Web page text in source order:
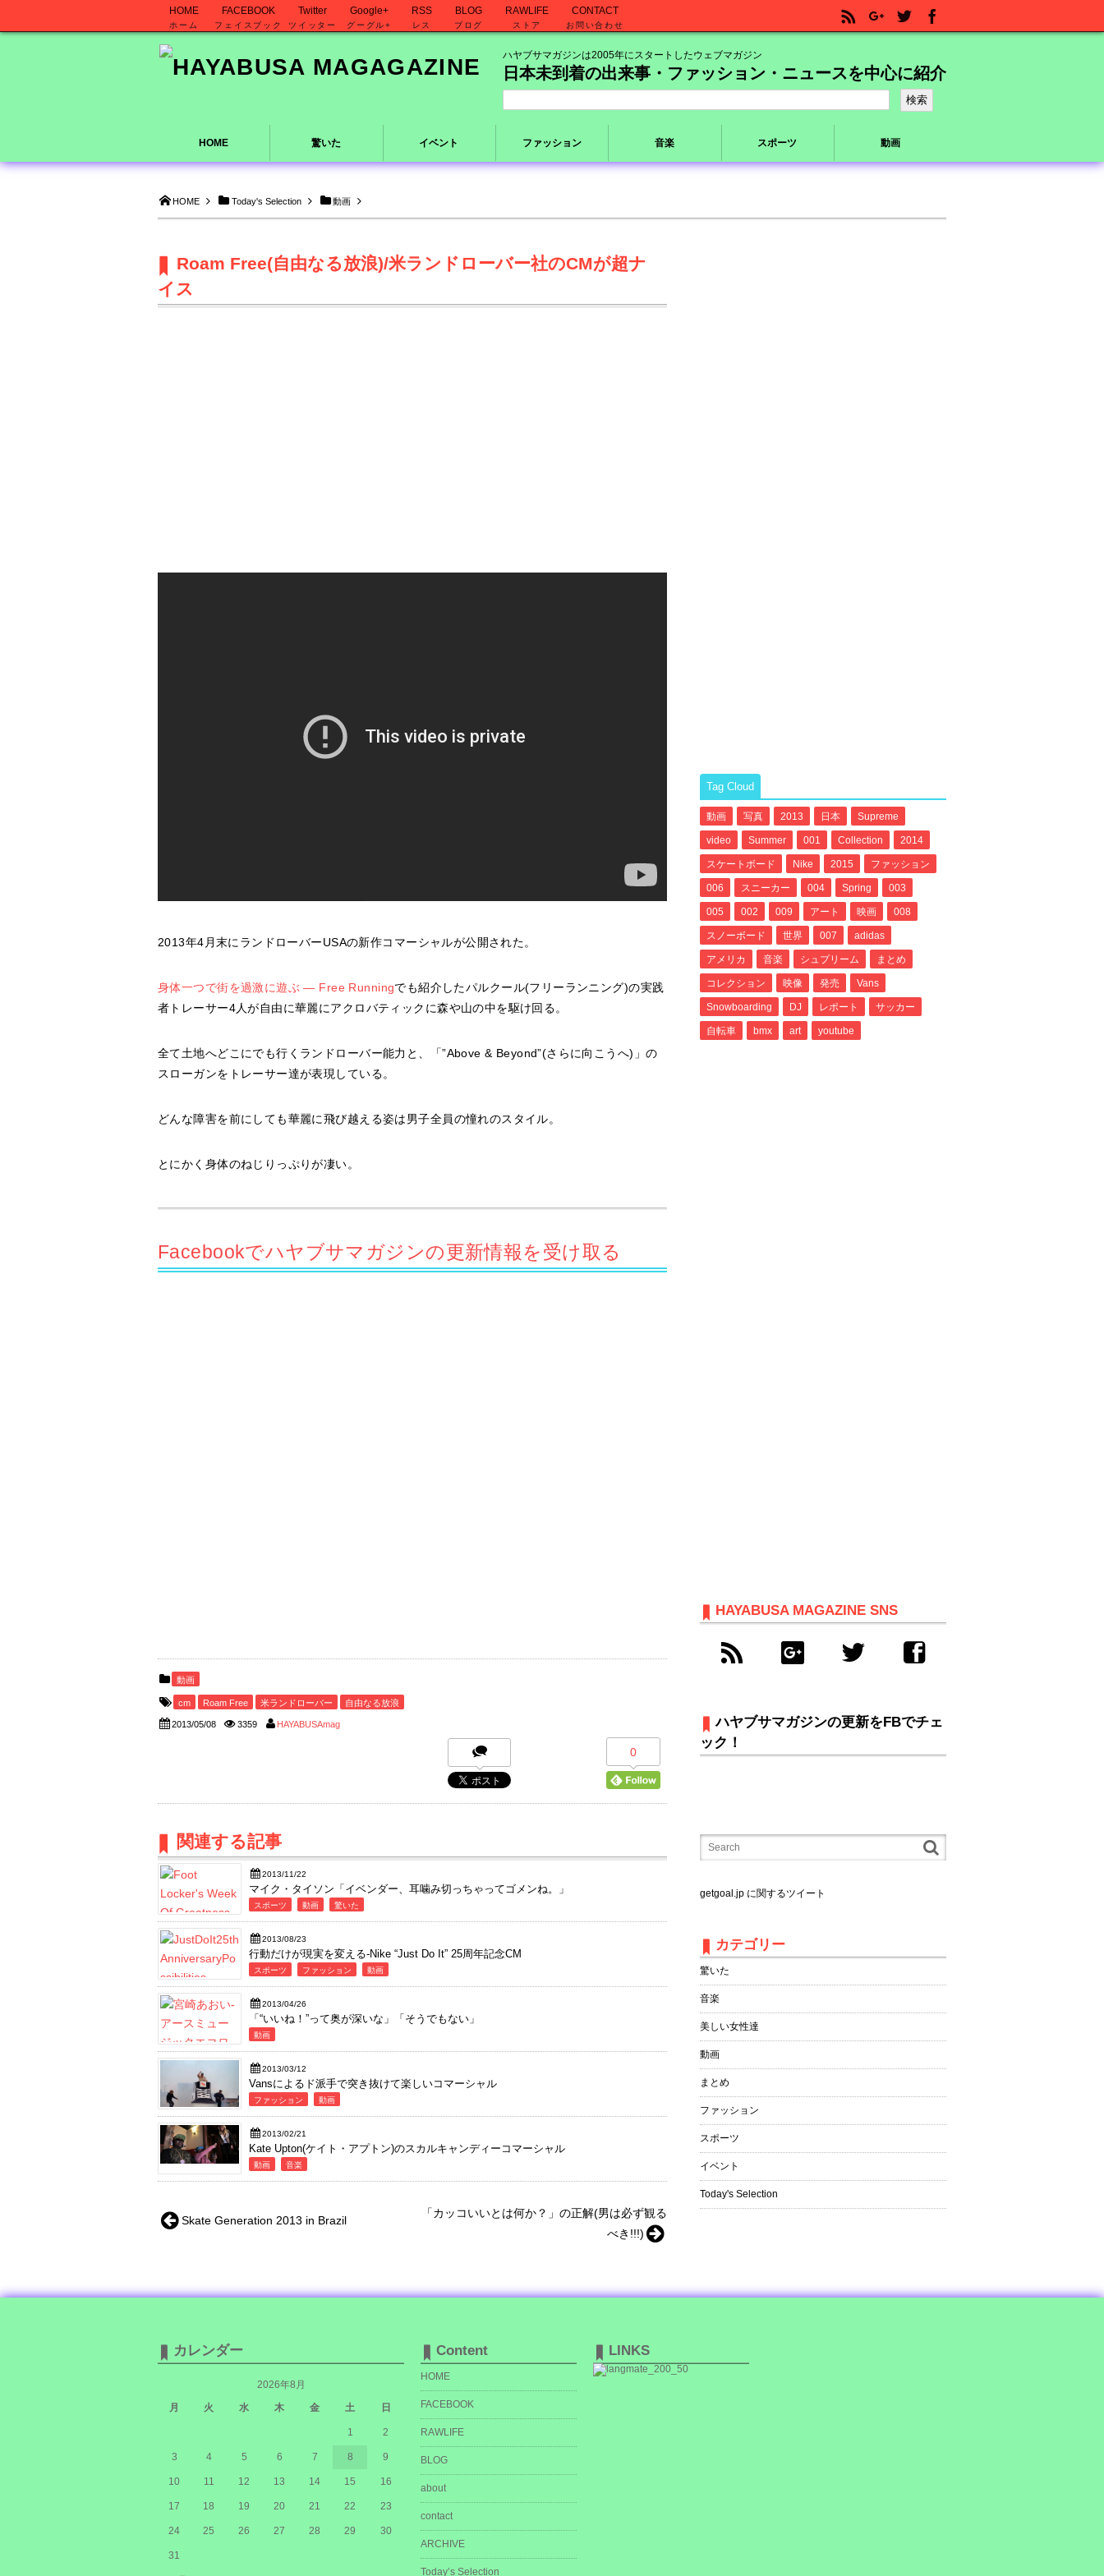
HOME Today's Selection 動画
Roam Free(自由なる放浪)/米ランドローバー社のCMが超ナ
イス
2013年4月末にランドローバーUSAの新作コマーシャルが公開された。
身体一つで街を過激に遊ぶ ― Free Runningでも紹介したパルクール(フリーランニング)の実践
者トレーサー4人が自由に華麗にアクロバティックに森や山の中を駆け回る。
全て土地へどこにでも行くランドローバー能力と、「”Above & Beyond”(さらに向こうへ)」の
スローガンをトレーサー達が表現している。
どんな障害を前にしても華麗に飛び越える姿は男子全員の憧れのスタイル。
とにかく身体のねじりっぷりが凄い。
Facebookでハヤブサマガジンの更新情報を受け取る
動画
cm Roam Free 米ランドローバー 自由なる放浪
2013/05/08 3359 HAYABUSAmag
0
関連する記事
2013/11/22
マイク・タイソン「イベンダー、耳噛み切っちゃってゴメンね。」
スポーツ 動画 驚いた
2013/08/23
行動だけが現実を変える-Nike “Just Do It” 25周年記念CM
スポーツ ファッション 動画
2013/04/26
「“いいね！”って奥が深いな」「そうでもない」
動画
2013/03/12
Vansによるド派手で突き抜けて楽しいコマーシャル
ファッション 動画
2013/02/21
Kate Upton(ケイト・アプトン)のスカルキャンディーコマーシャル
動画 音楽
「カッコいいとは何か？」の正解(男は必ず観る
べき!!!)
Skate Generation 2013 in Brazil
Tag Cloud
動画 写真 2013 日本 Supreme
video Summer 001 Collection 2014
スケートボード Nike 2015 ファッション
006 スニーカー 004 Spring 003
005 002 009 アート 映画 008
スノーボード 世界 007 adidas
アメリカ 音楽 シュプリーム まとめ
コレクション 映像 発売 Vans
Snowboarding DJ レポート サッカー
自転車 bmx art youtube
HAYABUSA MAGAZINE SNS
ハヤブサマガジンの更新をFBでチェ
ック！
getgoal.jp に関するツイート
カテゴリー
驚いた
音楽
美しい女性達
動画
まとめ
ファッション
スポーツ
イベント
Today's Selection
HOME
ホーム
FACEBOOK
フェイスブック
Twitter
ツイッター
Google+
グーグル+
RSS
レス
BLOG
ブログ
RAWLIFE
ストア
CONTACT
お問い合わせ
HOME 驚いた イベント ファッション 音楽 スポーツ 動画
ハヤブサマガジンは2005年にスタートしたウェブマガジン
日本未到着の出来事・ファッション・ニュースを中心に紹介
カレンダー
2026年8月
月
火 水 木 金 土 日
1 2
3 4 5 6 7 8 9
10 11 12 13 14 15 16
17 18 19 20 21 22 23
24 25 26 27 28 29 30
31
Content
HOME
FACEBOOK
RAWLIFE
BLOG
about
contact
ARCHIVE
Today’s Selection
LINKS